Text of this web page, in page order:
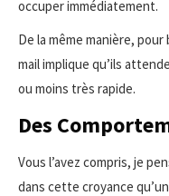
occuper immédiatement.
De la même manière,
mail implique qu’ils
ou moins très rapide.
Des
Vous l’avez compris, je
dans cette croyance